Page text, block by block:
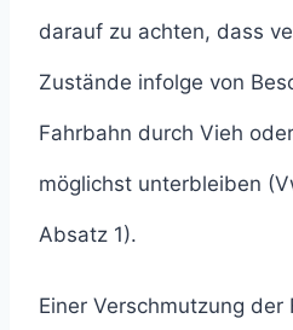
darauf zu achten, dass
Zustände infolge von
Fahrbahn durch Vieh
möglichst unterbleiben
Absatz 1).
Einer Verschmutzung der